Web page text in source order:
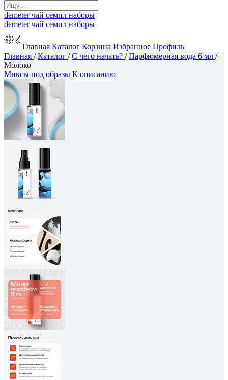
demeterчай семпл наборы
demeterчай семпл наборы
Главная Каталог Корзина Избранное Профиль
Главная /Каталог /С чего начать? /Парфюмерная вода 6 мл /
Молоко
Миксы под образы К описанию